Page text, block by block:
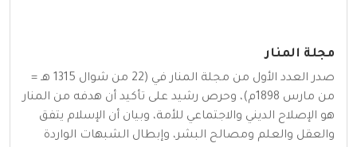
مجلة المنار
صدر العدد الأول من مجلة المنار في (22 من شوال 1315 هـ =
من مارس 1898م)، وحرص رشيد على تأكيد أن هدفه من المنار
هو الإصلاح الديني والاجتماعي للأمة، وبيان أن الإسلام يتفق
والعقل والعلم ومصالح البشر، وإبطال الشبهات الواردة